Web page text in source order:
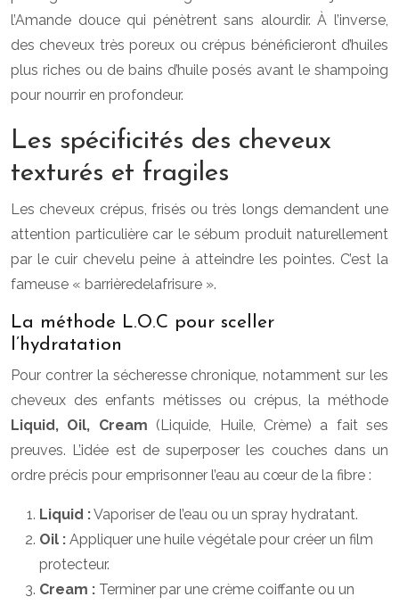
l’Amande douce qui pénètrent sans alourdir. À l’inverse,
des cheveux très poreux ou crépus bénéficieront d’huiles
plus riches ou de bains d’huile posés avant le shampoing
pour nourrir en profondeur.
Les spécificités des cheveux
texturés et fragiles
Les cheveux crépus, frisés ou très longs demandent une
attention particulière car le sébum produit naturellement
par le cuir chevelu peine à atteindre les pointes. C’est la
fameuse « barrièredelafrisure ».
La méthode L.O.C pour sceller
l’hydratation
Pour contrer la sécheresse chronique, notamment sur les
cheveux des enfants métisses ou crépus, la méthode
Liquid, Oil, Cream (Liquide, Huile, Crème) a fait ses
preuves. L’idée est de superposer les couches dans un
ordre précis pour emprisonner l’eau au cœur de la fibre :
Liquid :Vaporiser de l’eau ou un spray hydratant.
Oil : Appliquer une huile végétale pour créer un film
protecteur.
Cream : Terminer par une crème coiffante ou un